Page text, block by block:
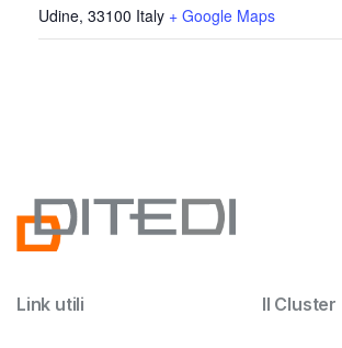
Udine, 33100 Italy + Google Maps
Link utili Il Cluster